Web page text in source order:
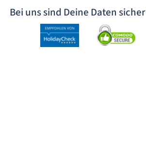
Bei uns sind Deine Daten sicher